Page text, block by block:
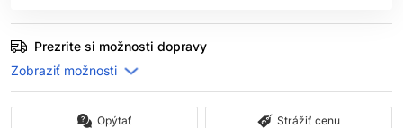
Prezrite si možnosti dopravy
Opýtať Strážiť cenu